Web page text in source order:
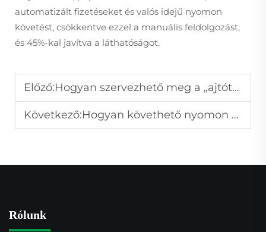
automatizált fizetéseket és valós idejű nyomon
követést, csökkentve ezzel a manuális feldolgozást,
és 45%-kal javítva a láthatóságot.
Előző:Hogyan szervezhető meg a „ajtótól-ajtóig” szállítás Kínából Európába?
Következő:Hogyan követhető nyomon a Kínából az USA-ba történő légi szállítás valós idejűben?
Rólunk